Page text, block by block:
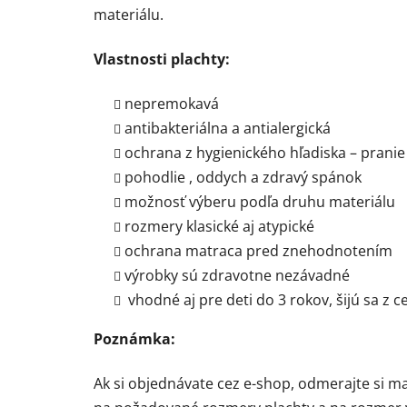
materiálu.
Vlastnosti plachty:
nepremokavá
antibakteriálna a antialergická
ochrana z hygienického hľadiska –
pohodlie , oddych a zdravý spánok
možnosť výberu podľa druhu materiálu
rozmery klasické aj atypické
ochrana matraca pred znehodnotením
výrobky sú zdravotne nezávadné
vhodné aj pre deti do 3 rokov, šijú sa z
Poznámka:
Ak si objednávate cez e-shop, odmerajte si